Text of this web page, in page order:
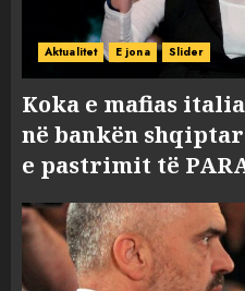
Aktualitet E jona Slider
Koka e mafias
në bankën
e pastrimit të